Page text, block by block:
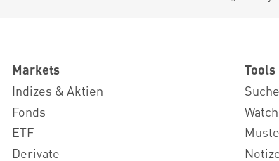
Markets
Indizes & Aktien
Fonds
ETF
Derivate
Tools
Suche